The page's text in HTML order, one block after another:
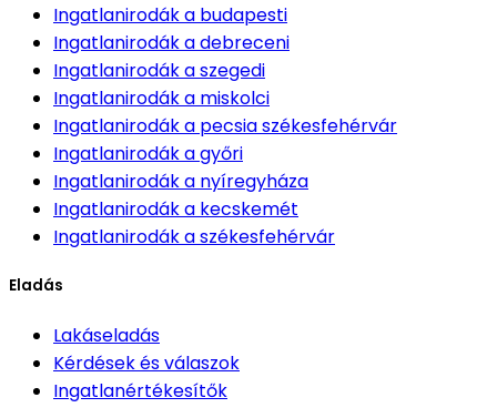
Ingatlanirodáka budapesti
Ingatlanirodáka debreceni
Ingatlanirodáka szegedi
Ingatlanirodáka miskolci
Ingatlanirodáka pecsia székesfehérvár
Ingatlanirodáka győri
Ingatlanirodáka nyíregyháza
Ingatlanirodáka kecskemét
Ingatlanirodáka székesfehérvár
Eladás
Lakáseladás
Kérdések és válaszok
Ingatlanértékesítők